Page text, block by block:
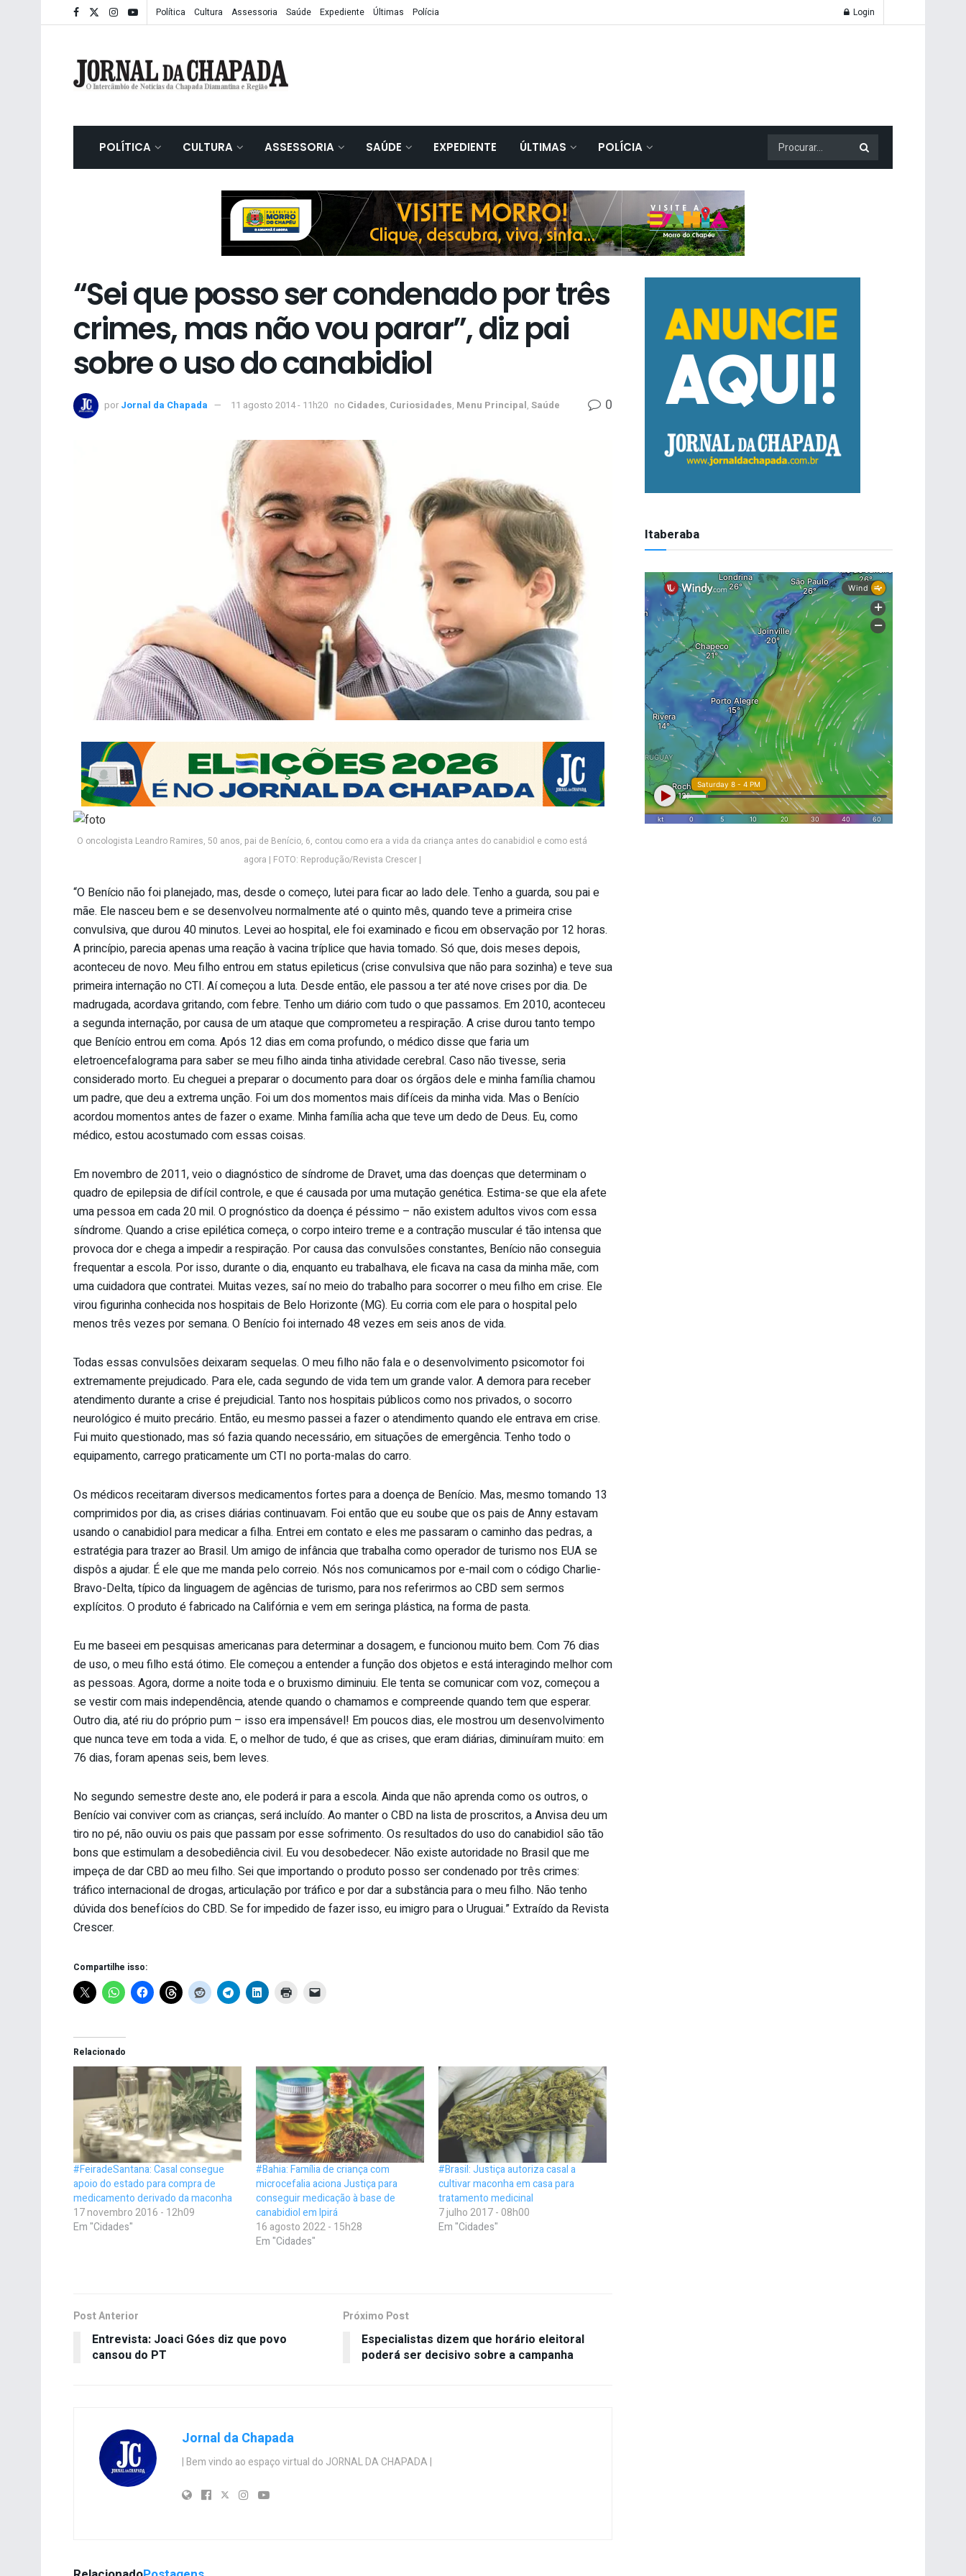
Política Cultura Assessoria Saúde Expediente Últimas Polícia Login
POLÍTICA CULTURA ASSESSORIA SAÚDE EXPEDIENTE ÚLTIMAS POLÍCIA
“Sei que posso ser condenado por três
crimes, mas não vou parar”, diz pai
sobre o uso do canabidiol
por Jornal da Chapada 11 agosto 2014 - 11h20 no Cidades, Curiosidades, Menu Principal, Saúde 0
O oncologista Leandro Ramires, 50 anos, pai de Benício, 6, contou como era a vida da criança antes do canabidiol e como está
agora | FOTO: Reprodução/Revista Crescer |
“O Benício não foi planejado, mas, desde o começo, lutei para ficar ao lado dele. Tenho a guarda, sou pai e
mãe. Ele nasceu bem e se desenvolveu normalmente até o quinto mês, quando teve a primeira crise
convulsiva, que durou 40 minutos. Levei ao hospital, ele foi examinado e ficou em observação por 12 horas.
A princípio, parecia apenas uma reação à vacina tríplice que havia tomado. Só que, dois meses depois,
aconteceu de novo. Meu filho entrou em status epileticus (crise convulsiva que não para sozinha) e teve sua
primeira internação no CTI. Aí começou a luta. Desde então, ele passou a ter até nove crises por dia. De
madrugada, acordava gritando, com febre. Tenho um diário com tudo o que passamos. Em 2010, aconteceu
a segunda internação, por causa de um ataque que comprometeu a respiração. A crise durou tanto tempo
que Benício entrou em coma. Após 12 dias em coma profundo, o médico disse que faria um
eletroencefalograma para saber se meu filho ainda tinha atividade cerebral. Caso não tivesse, seria
considerado morto. Eu cheguei a preparar o documento para doar os órgãos dele e minha família chamou
um padre, que deu a extrema unção. Foi um dos momentos mais difíceis da minha vida. Mas o Benício
acordou momentos antes de fazer o exame. Minha família acha que teve um dedo de Deus. Eu, como
médico, estou acostumado com essas coisas.
Em novembro de 2011, veio o diagnóstico de síndrome de Dravet, uma das doenças que determinam o
quadro de epilepsia de difícil controle, e que é causada por uma mutação genética. Estima-se que ela afete
uma pessoa em cada 20 mil. O prognóstico da doença é péssimo – não existem adultos vivos com essa
síndrome. Quando a crise epilética começa, o corpo inteiro treme e a contração muscular é tão intensa que
provoca dor e chega a impedir a respiração. Por causa das convulsões constantes, Benício não conseguia
frequentar a escola. Por isso, durante o dia, enquanto eu trabalhava, ele ficava na casa da minha mãe, com
uma cuidadora que contratei. Muitas vezes, saí no meio do trabalho para socorrer o meu filho em crise. Ele
virou figurinha conhecida nos hospitais de Belo Horizonte (MG). Eu corria com ele para o hospital pelo
menos três vezes por semana. O Benício foi internado 48 vezes em seis anos de vida.
Todas essas convulsões deixaram sequelas. O meu filho não fala e o desenvolvimento psicomotor foi
extremamente prejudicado. Para ele, cada segundo de vida tem um grande valor. A demora para receber
atendimento durante a crise é prejudicial. Tanto nos hospitais públicos como nos privados, o socorro
neurológico é muito precário. Então, eu mesmo passei a fazer o atendimento quando ele entrava em crise.
Fui muito questionado, mas só fazia quando necessário, em situações de emergência. Tenho todo o
equipamento, carrego praticamente um CTI no porta-malas do carro.
Os médicos receitaram diversos medicamentos fortes para a doença de Benício. Mas, mesmo tomando 13
comprimidos por dia, as crises diárias continuavam. Foi então que eu soube que os pais de Anny estavam
usando o canabidiol para medicar a filha. Entrei em contato e eles me passaram o caminho das pedras, a
estratégia para trazer ao Brasil. Um amigo de infância que trabalha como operador de turismo nos EUA se
dispôs a ajudar. É ele que me manda pelo correio. Nós nos comunicamos por e-mail com o código Charlie-
Bravo-Delta, típico da linguagem de agências de turismo, para nos referirmos ao CBD sem sermos
explícitos. O produto é fabricado na Califórnia e vem em seringa plástica, na forma de pasta.
Eu me baseei em pesquisas americanas para determinar a dosagem, e funcionou muito bem. Com 76 dias
de uso, o meu filho está ótimo. Ele começou a entender a função dos objetos e está interagindo melhor com
as pessoas. Agora, dorme a noite toda e o bruxismo diminuiu. Ele tenta se comunicar com voz, começou a
se vestir com mais independência, atende quando o chamamos e compreende quando tem que esperar.
Outro dia, até riu do próprio pum – isso era impensável! Em poucos dias, ele mostrou um desenvolvimento
que nunca teve em toda a vida. E, o melhor de tudo, é que as crises, que eram diárias, diminuíram muito: em
76 dias, foram apenas seis, bem leves.
No segundo semestre deste ano, ele poderá ir para a escola. Ainda que não aprenda como os outros, o
Benício vai conviver com as crianças, será incluído. Ao manter o CBD na lista de proscritos, a Anvisa deu um
tiro no pé, não ouviu os pais que passam por esse sofrimento. Os resultados do uso do canabidiol são tão
bons que estimulam a desobediência civil. Eu vou desobedecer. Não existe autoridade no Brasil que me
impeça de dar CBD ao meu filho. Sei que importando o produto posso ser condenado por três crimes:
tráfico internacional de drogas, articulação por tráfico e por dar a substância para o meu filho. Não tenho
dúvida dos benefícios do CBD. Se for impedido de fazer isso, eu imigro para o Uruguai.” Extraído da Revista
Crescer.
Compartilhe isso:
Relacionado
#FeiradeSantana: Casal consegue
apoio do estado para compra de
medicamento derivado da maconha
17 novembro 2016 - 12h09
Em "Cidades"
#Bahia: Família de criança com
microcefalia aciona Justiça para
conseguir medicação à base de
canabidiol em Ipirá
16 agosto 2022 - 15h28
Em "Cidades"
#Brasil: Justiça autoriza casal a
cultivar maconha em casa para
tratamento medicinal
7 julho 2017 - 08h00
Em "Cidades"
Post Anterior
Entrevista: Joaci Góes diz que povo
cansou do PT
Próximo Post
Especialistas dizem que horário eleitoral
poderá ser decisivo sobre a campanha
Jornal da Chapada
| Bem vindo ao espaço virtual do JORNAL DA CHAPADA |
Itaberaba